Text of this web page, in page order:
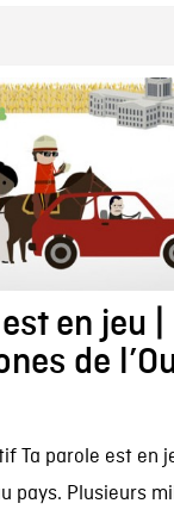
en jeu |
de
Ta parole est en
pays. Plusieurs